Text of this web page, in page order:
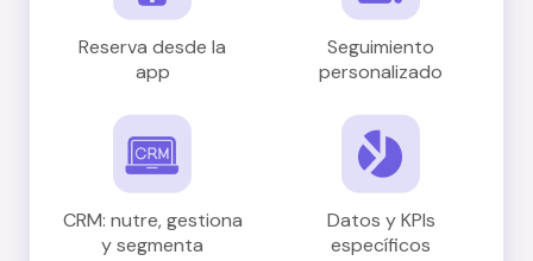
Reserva desde la
app
Seguimiento
personalizado
CRM: nutre, gestiona
y segmenta
Datos y KPIs
específicos